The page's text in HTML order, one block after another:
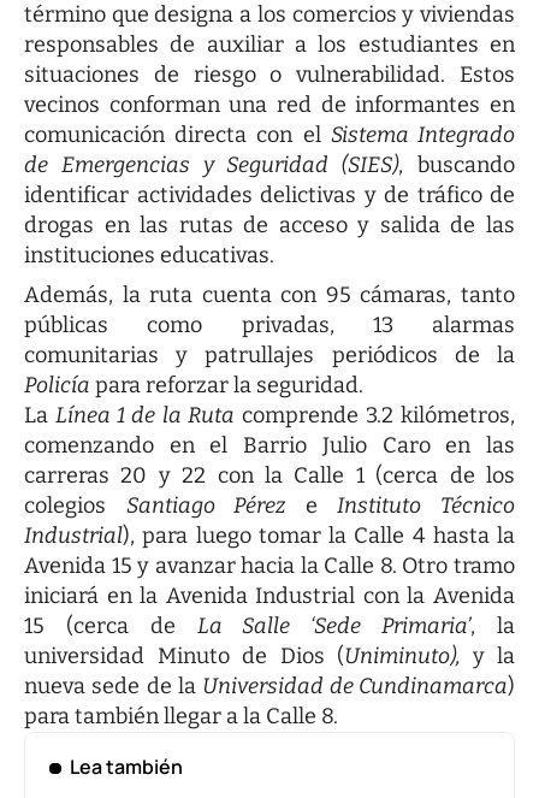
término que designa a los comercios y viviendas
responsables de auxiliar a los estudiantes en
situaciones de riesgo o vulnerabilidad. Estos
vecinos conforman una red de informantes en
comunicación directa con el Sistema Integrado
de Emergencias y Seguridad (SIES), buscando
identificar actividades delictivas y de tráfico de
drogas en las rutas de acceso y salida de las
instituciones educativas.
Además, la ruta cuenta con 95 cámaras, tanto
públicas como privadas, 13 alarmas
comunitarias y patrullajes periódicos de la
Policía para reforzar la seguridad.
LaLínea 1 de la Ruta comprende 3.2 kilómetros,
comenzando en el Barrio Julio Caro en las
carreras 20 y 22 con la Calle 1 (cerca de los
colegios Santiago Pérez eInstituto Técnico
Industrial), para luego tomar la Calle 4 hasta la
Avenida 15 y avanzar hacia la Calle 8. Otro tramo
iniciará en la Avenida Industrial con la Avenida
15 (cerca de La Salle ‘Sede Primaria’, la
universidad Minuto de Dios (Uniminuto), y la
nueva sede de la Universidad de Cundinamarca)
para también llegar a la Calle 8.
Lea también